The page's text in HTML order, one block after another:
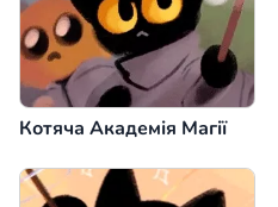
Котяча Академія Магії